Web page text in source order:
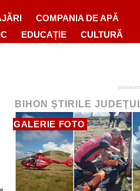
COMPANIA DE APĂ
EDUCAȚIE CULTURĂ
BIHON ŞTIRILE
GALERIE FOTO